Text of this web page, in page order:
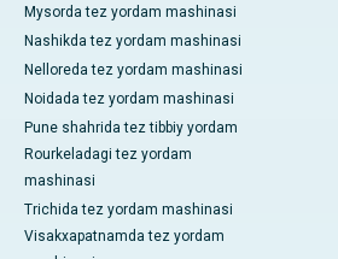
Mysorda tez yordam mashinasi
Nashikda tez yordam mashinasi
Nelloreda tez yordam mashinasi
Noidada tez yordam mashinasi
Pune shahrida tez tibbiy yordam
Rourkeladagi tez yordam
mashinasi
Trichida tez yordam mashinasi
Visakxapatnamda tez yordam